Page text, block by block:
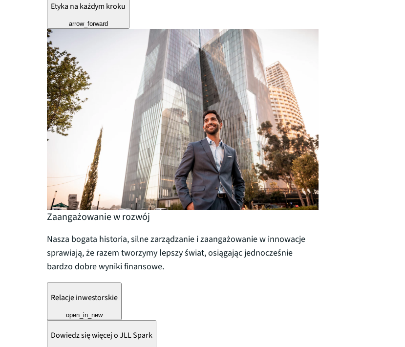
Etyka na każdym kroku
arrow_forward
Zaangażowanie w rozwój
Nasza bogata historia, silne zarządzanie i zaangażowanie w innowacje
sprawiają, że razem tworzymy lepszy świat, osiągając jednocześnie
bardzo dobre wyniki finansowe.
Relacje inwestorskie
open_in_new
Dowiedz się więcej o JLL Spark